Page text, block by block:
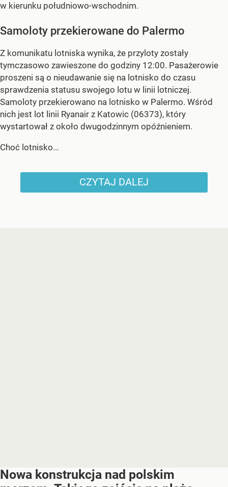
w kierunku południowo-wschodnim.
Samoloty przekierowane do Palermo
Z komunikatu lotniska wynika, że przyloty zostały
tymczasowo zawieszone do godziny 12:00. Pasażerowie
proszeni są o nieudawanie się na lotnisko do czasu
sprawdzenia statusu swojego lotu w linii lotniczej.
Samoloty przekierowano na lotnisko w Palermo. Wśród
nich jest lot linii Ryanair z Katowic (06373), który
wystartował z około dwugodzinnym opóźnieniem.
Choć lotnisko...
CZYTAJ DALEJ
Nowa konstrukcja nad polskim